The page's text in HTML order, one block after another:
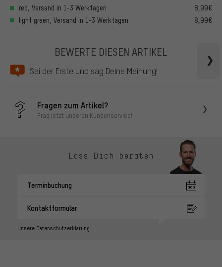
red, Versand in 1-3 Werktagen
8,99€
light green, Versand in 1-3 Werktagen
8,99€
BEWERTE DIESEN ARTIKEL
Sei der Erste und sag Deine Meinung!
Fragen zum Artikel?
Frag jetzt unseren Kundenservice!
Lass Dich beraten
Terminbuchung
Kontaktformular
Unsere Datenschutzerklärung